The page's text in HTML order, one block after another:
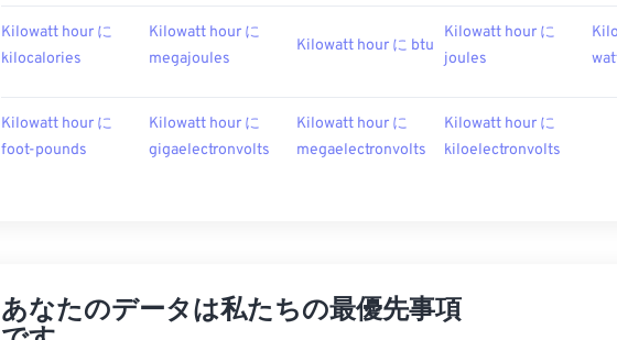
Kilowatt hour に
kilocalories
Kilowatt hour に
megajoules
Kilowatt hour に btu
Kilowatt hour に
joules
Kilowatt hour に
foot-pounds
Kilowatt hour に
gigaelectronvolts
Kilowatt hour に
megaelectronvolts
Kilowatt hour に
kiloelectronvolts
あなたのデータは私たちの最優先事項